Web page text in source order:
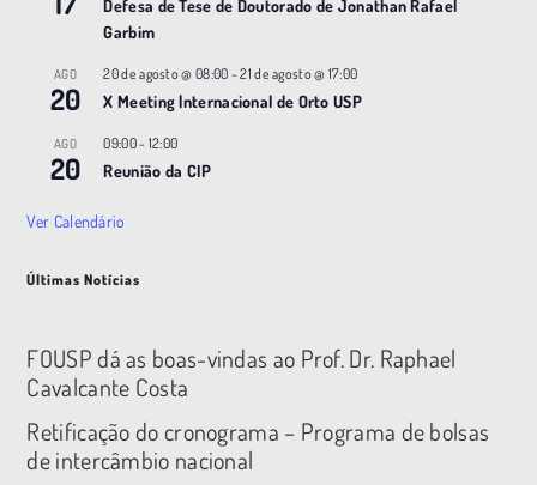
Defesa de Tese de Doutorado de Jonathan Rafael
Garbim
AGO
20
20 de agosto @ 08:00 -21 de agosto @ 17:00
X Meeting |nternacional de Orto USP
AGO
20
09:00- 12:00
Reunião da CIP
Ver Calendário
Últimas Notícias
FOUSP dá as boas-vindas ao Prof. Dr. Raphael
Cavalcante Costa
Retificação do cronograma – Programa de bolsas
de intercâmbio nacional